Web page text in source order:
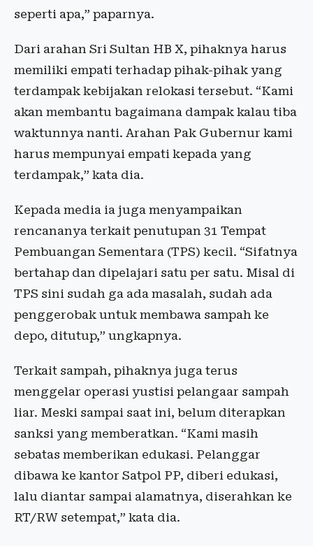
seperti apa,” paparnya.
Dari arahan Sri Sultan HB X, pihaknya harus
memiliki empati terhadap pihak-pihak yang
terdampak kebijakan relokasi tersebut. “Kami
akan membantu bagaimana dampak kalau tiba
waktunnya nanti. Arahan Pak Gubernur kami
harus mempunyai empati kepada yang
terdampak,” kata dia.
Kepada media ia juga menyampaikan
rencananya terkait penutupan 31 Tempat
Pembuangan Sementara (TPS) kecil. “Sifatnya
bertahap dan dipelajari satu per satu. Misal di
TPS sini sudah ga ada masalah, sudah ada
penggerobak untuk membawa sampah ke
depo, ditutup,” ungkapnya.
Terkait sampah, pihaknya juga terus
menggelar operasi yustisi pelangaar sampah
liar. Meski sampai saat ini, belum diterapkan
sanksi yang memberatkan. “Kami masih
sebatas memberikan edukasi. Pelanggar
dibawa ke kantor Satpol PP, diberi edukasi,
lalu diantar sampai alamatnya, diserahkan ke
RT/RW setempat,” kata dia.